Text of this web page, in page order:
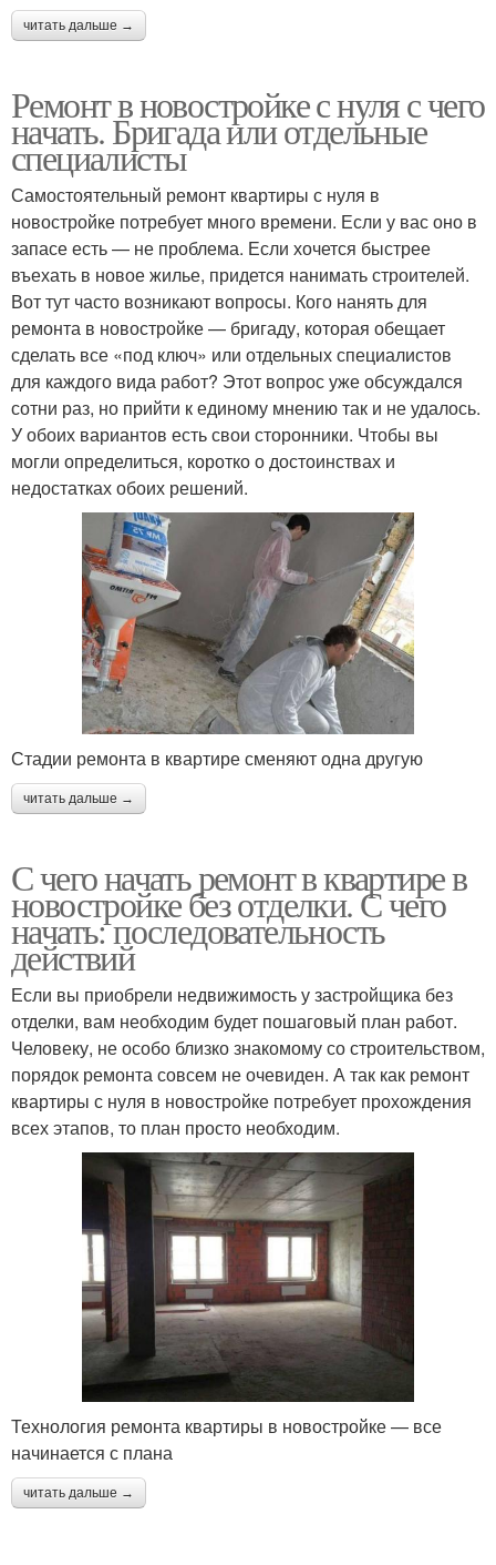
читать дальше →
Ремонт в новостройке с нуля с чего
начать. Бригада или отдельные
специалисты
Самостоятельный ремонт квартиры с нуля в
новостройке потребует много времени. Если у вас оно в
запасе есть — не проблема. Если хочется быстрее
въехать в новое жилье, придется нанимать строителей.
Вот тут часто возникают вопросы. Кого нанять для
ремонта в новостройке — бригаду, которая обещает
сделать все «под ключ» или отдельных специалистов
для каждого вида работ? Этот вопрос уже обсуждался
сотни раз, но прийти к единому мнению так и не удалось.
У обоих вариантов есть свои сторонники. Чтобы вы
могли определиться, коротко о достоинствах и
недостатках обоих решений.
Стадии ремонта в квартире сменяют одна другую
читать дальше →
С чего начать ремонт в квартире в
новостройке без отделки. С чего
начать: последовательность
действий
Если вы приобрели недвижимость у застройщика без
отделки, вам необходим будет пошаговый план работ.
Человеку, не особо близко знакомому со строительством,
порядок ремонта совсем не очевиден. А так как ремонт
квартиры с нуля в новостройке потребует прохождения
всех этапов, то план просто необходим.
Технология ремонта квартиры в новостройке — все
начинается с плана
читать дальше →